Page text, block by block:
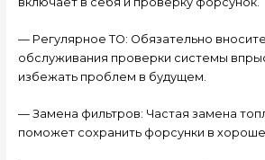
— Регулярное ТО: Обязательно
обслуживания проверки системы
избежать проблем в будущем.
— Замена фильтров: Частая замена
поможет сохранить форсунки в